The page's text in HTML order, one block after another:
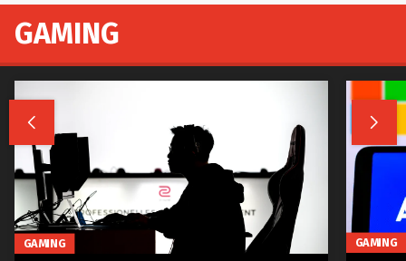
GAMING
 
GAMING GAMING